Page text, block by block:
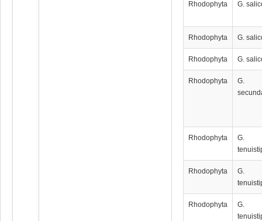
Rhodophyta G.
Rhodophyta G.
Rhodophyta G.
Rhodophyta
G.
Rhodophyta
G.
Rhodophyta
G.
Rhodophyta
G.